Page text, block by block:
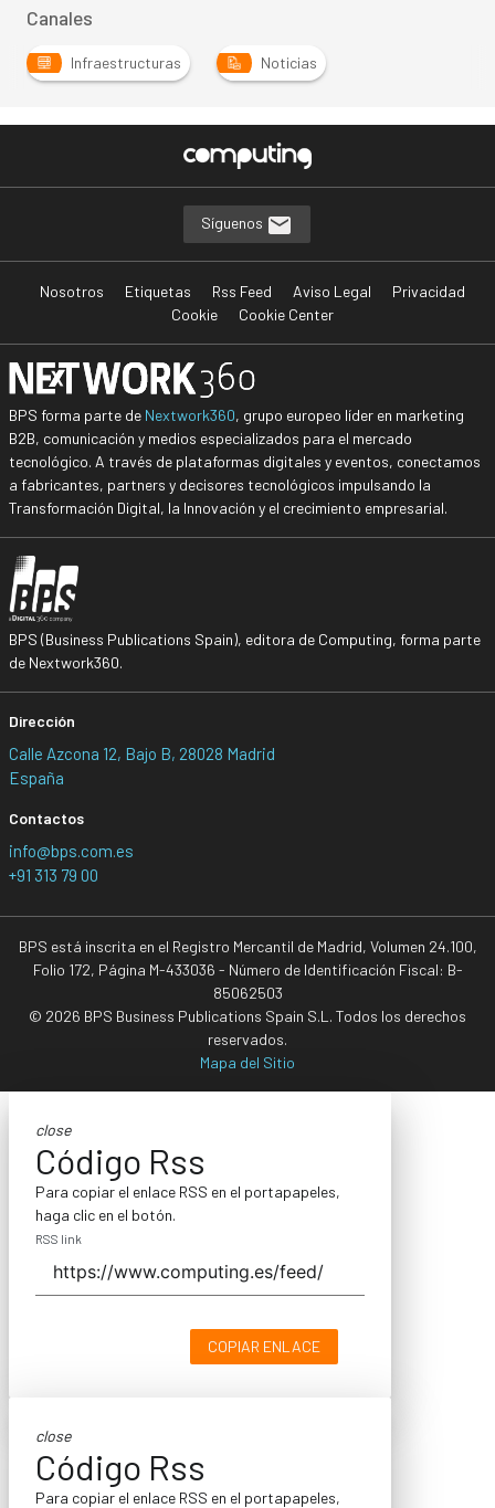
Canales
Infraestructuras Noticias
Síguenos
Nosotros Etiquetas Rss Feed Aviso Legal
Privacidad
Cookie
Cookie Center
BPS forma parte de Nextwork360, grupo europeo líder en marketing
B2B, comunicación y medios especializados para el mercado
tecnológico. A través de plataformas digitales y eventos, conectamos
a fabricantes, partners y decisores tecnológicos impulsando la
Transformación Digital, la Innovación y el crecimiento empresarial.
BPS (Business Publications Spain), editora de Computing, forma parte
de Nextwork360.
Dirección
Calle Azcona 12, Bajo B, 28028 Madrid
España
Contactos
info@bps.com.es
+91 313 79 00
BPS está inscrita en el Registro Mercantil de Madrid, Volumen 24.100,
Folio 172, Página M-433036 - Número de Identificación Fiscal: B-
85062503
© 2026 BPS Business Publications Spain S.L. Todos los derechos
reservados.
Mapa del Sitio
close
Código Rss
Para copiar el enlace RSS en el portapapeles,
haga clic en el botón.
RSS link
COPIAR ENLACE
close
Código Rss
Para copiar el enlace RSS en el portapapeles,